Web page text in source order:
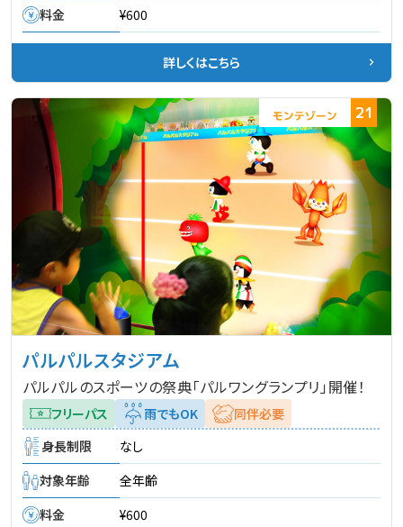
料金
¥600
詳しくはこちら
21
パルパルスタジアム
パルパルのスポーツの祭典「パルワングランプリ」開催！
フリーパス 雨でもOK
同伴必要
身長制限
なし
対象年齢
全年齢
料金
¥600